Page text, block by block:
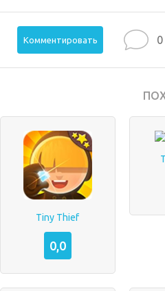
Комментировать 0
Tiny Thief
0,0